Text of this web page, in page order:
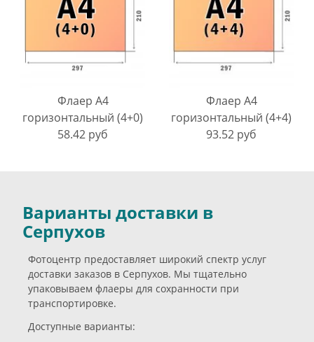
Флаер A4
горизонтальный (4+0)
58.42 руб
Флаер A4
горизонтальный (4+4)
93.52 руб
Варианты доставки в
Серпухов
Фотоцентр предоставляет широкий спектр услуг
доставки заказов в Серпухов. Мы тщательно
упаковываем флаеры для сохранности при
транспортировке.
Доступные варианты: